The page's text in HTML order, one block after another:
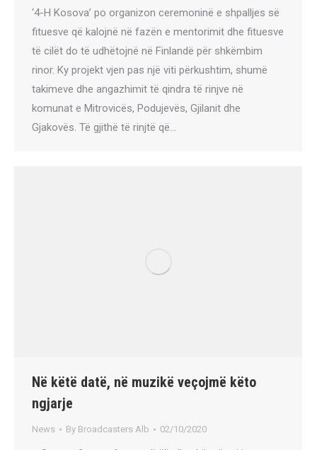
‘4-H Kosova’ po organizon ceremoninë e shpalljes së
fituesve që kalojnë në fazën e mentorimit dhe fituesve
të cilët do të udhëtojnë në Finlandë për shkëmbim
rinor. Ky projekt vjen pas një viti përkushtim, shumë
takimeve dhe angazhimit të qindra të rinjve në
komunat e Mitrovicës, Podujevës, Gjilanit dhe
Gjakovës. Të gjithë të rinjtë që…
Në këtë datë, në muzikë veçojmë këto
ngjarje
News By Broadcasters Alb 02/10/2020